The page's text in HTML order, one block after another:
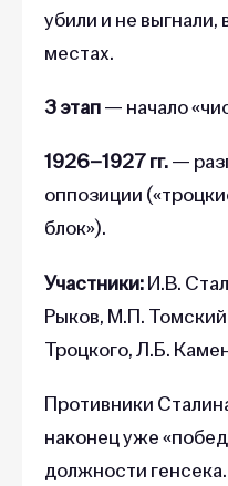
убили и не выгнали,
местах.
3 этап— начало
1926–1927 гг.—
оппозиции
блок»).
Участники:И.В.
Рыков, М.П. Томский
Троцкого, Л.Б.
Противники
наконец уже
должности